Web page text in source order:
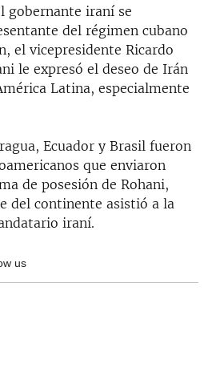
gobernante iraní se
del régimen cubano
el vicepresidente Ricardo
le expresó el deseo de Irán
Latina, especialmente
Ecuador y Brasil fueron
que enviaron
de posesión de Rohani,
del continente asistió a la
iraní.
us